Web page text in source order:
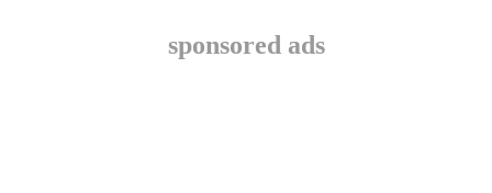
sponsored ads